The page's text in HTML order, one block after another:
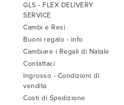
GLS - FLEX DELIVERY
SERVICE
Cambi e Resi
Buoni regalo - info
Cambiare i Regali di Natale
Contattaci
Ingrosso - Condizioni di
vendita
Costi di Spedizione